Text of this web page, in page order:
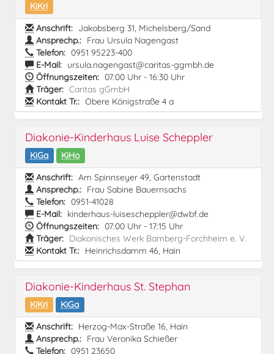
KiKri
Anschrift: Jakobsberg 31, Michelsberg/Sand
Ansprechp.: Frau Ursula Nagengast
Telefon: 0951 95223-400
E-Mail: ursula.nagengast@caritas-ggmbh.de
Öffnungszeiten: 07:00 Uhr - 16:30 Uhr
Träger: Caritas gGmbH
Kontakt Tr.: Obere Königstraße 4 a
Diakonie-Kinderhaus Luise Scheppler
KiGa
KiHo
Anschrift: Am Spinnseyer 49, Gartenstadt
Ansprechp.: Frau Sabine Bauernsachs
Telefon: 0951-41028
E-Mail: kinderhaus-luisescheppler@dwbf.de
Öffnungszeiten: 07:00 Uhr - 17:15 Uhr
Träger: Diakonisches Werk Bamberg-Forchheim e. V.
Kontakt Tr.: Heinrichsdamm 46, Hain
Diakonie-Kinderhaus St. Stephan
KiKri
KiGa
Anschrift: Herzog-Max-Straße 16, Hain
Ansprechp.: Frau Veronika Schießer
Telefon: 0951 23650